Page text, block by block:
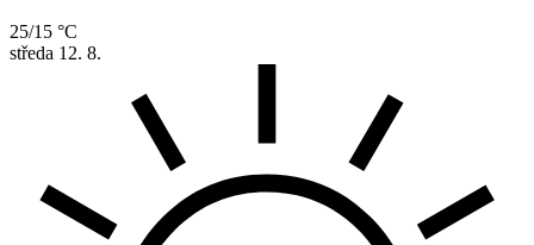
25/15 °C
středa 12. 8.